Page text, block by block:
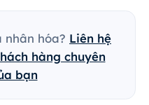
hóa? Liên hệ
hàng chuyên
bạn